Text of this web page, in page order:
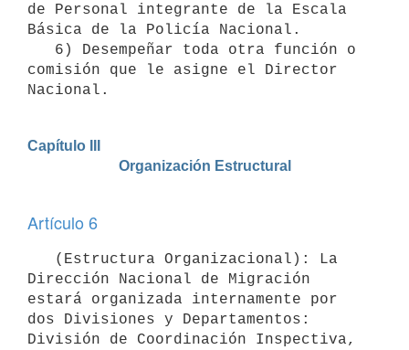
de Personal integrante de la Escala
Básica de la Policía Nacional.
comisión que le asigne el Director
Nacional.
Capítulo III
Artículo 6
Dirección Nacional de Migración
estará organizada internamente por
dos Divisiones y Departamentos:
División de Coordinación Inspectiva,